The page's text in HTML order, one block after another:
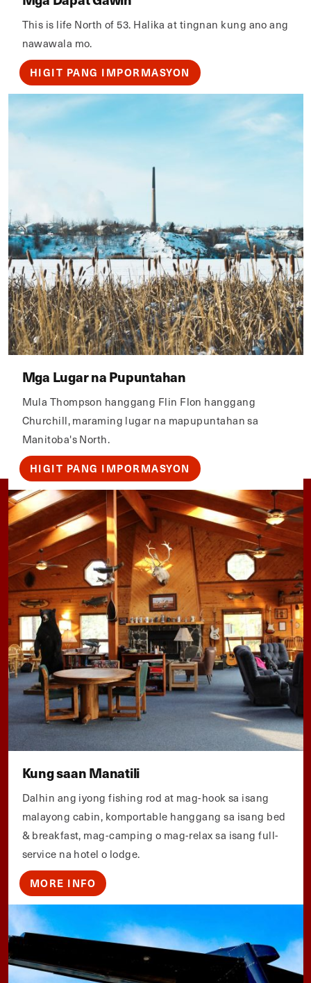
This is life North of 53. Halika at tingnan kung ano ang
nawawala mo.
HIGIT PANG IMPORMASYON
Mga Lugar na Pupuntahan
Mula Thompson hanggang Flin Flon hanggang
Churchill, maraming lugar na mapupuntahan sa
Manitoba's North.
HIGIT PANG IMPORMASYON
Kung saan Manatili
Dalhin ang iyong fishing rod at mag-hook sa isang
malayong cabin, komportable hanggang sa isang bed
& breakfast, mag-camping o mag-relax sa isang full-
service na hotel o lodge.
MORE INFO